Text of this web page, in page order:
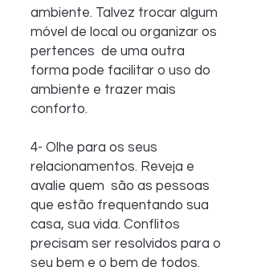
ambiente. Talvez trocar algum
móvel de local ou organizar os
pertences  de uma outra
forma pode facilitar o uso do
ambiente e trazer mais
conforto.
4- Olhe para os seus
relacionamentos. Reveja e
avalie quem  são as pessoas
que estão frequentando sua
casa, sua vida. Conflitos
precisam ser resolvidos para o
seu bem e o bem de todos.